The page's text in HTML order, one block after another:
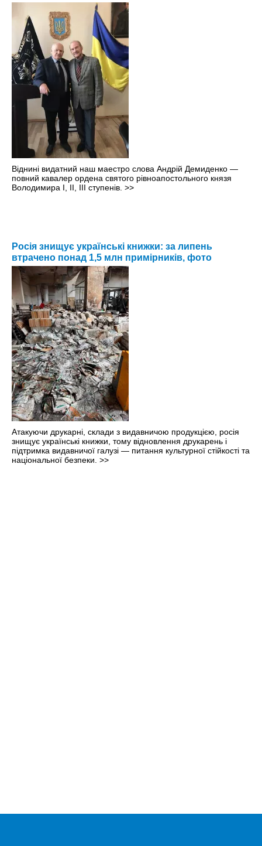
Віднині видатний наш маестро слова Андрій Демиденко —
повний кавалер ордена святого рівноапостольного князя
Володимира І, ІІ, ІІІ ступенів. >>
Росія знищує українські книжки: за липень
втрачено понад 1,5 млн примірників, фото
Атакуючи друкарні, склади з видавничою продукцією, росія
знищує українські книжки, тому відновлення друкарень і
підтримка видавничої галузі — питання культурної стійкості та
національної безпеки. >>